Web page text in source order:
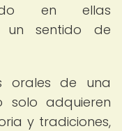
en ellas
un sentido de
orales de una
solo adquieren
y tradiciones,